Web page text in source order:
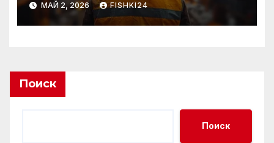
МАЙ 2, 2026 FISHKI24
Поиск
Поиск